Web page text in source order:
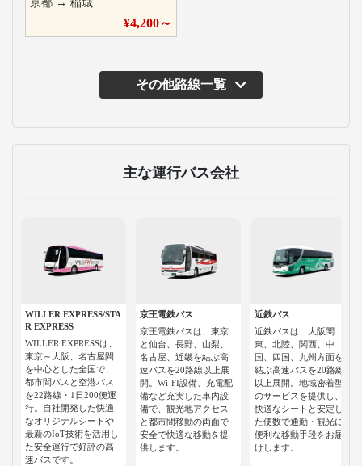
京都 → 稲城
¥4,200～
その他路線一覧
主な運行バス会社
WILLER EXPRESS/STA
R EXPRESS
WILLER EXPRESSは、
東京～大阪、名古屋間
を中心とした全国で、
都市間バスと空港バス
を22路線・1日200便運
行。自社開発した快適
なオリジナルシートや
最新のIoT技術を活用し
た安全運行で好評の高
速バスです。
京王電鉄バス
京王電鉄バスは、東京
と仙台、長野、山梨、
名古屋、近畿を結ぶ高
速バスを20路線以上展
開。Wi-FI設備、充電配
備など充実した車内設
備で、観光地アクセス
と都市間移動の両面で
安全で快適な移動を提
供します。
近鉄バス
近鉄バスは、大阪関
東、北陸、関西、中
国、四国、九州方面を
結ぶ高速バスを20路線
以上展開。地域密着型
のサービスを提供し、
快適なシートと安定し
た便数で通勤・観光に
便利な移動手段をお届
けします。